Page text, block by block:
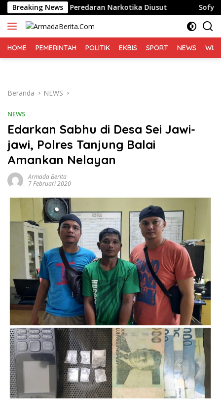
Langsung
ke
konten
Breaking News
Peredaran Narkotika Diusut Sofyan Tan:
HOME PEMERINTAH POLITIK EKBIS SPORT NEWS
Beranda NEWS
NEWS
Edarkan Sabhu di Desa Sei Jawi-
jawi, Polres Tanjung Balai
Amankan Nelayan
Armada Berita
7 Februari 2020